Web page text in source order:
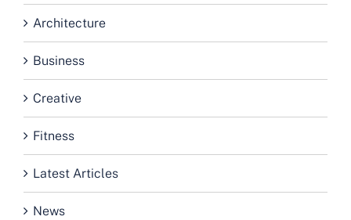
Architecture
Business
Creative
Fitness
Latest Articles
News